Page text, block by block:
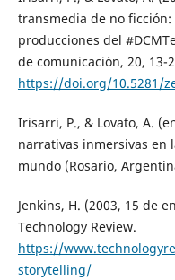
transmedia de no ficción:
producciones del
de comunicación, 20, 13-
https://doi.org/10.5281/
Irisarri, P., & Lovato, A.
narrativas inmersivas en
mundo (Rosario,
Jenkins, H. (2003, 15 de
Technology Review.
https://
storytelling/